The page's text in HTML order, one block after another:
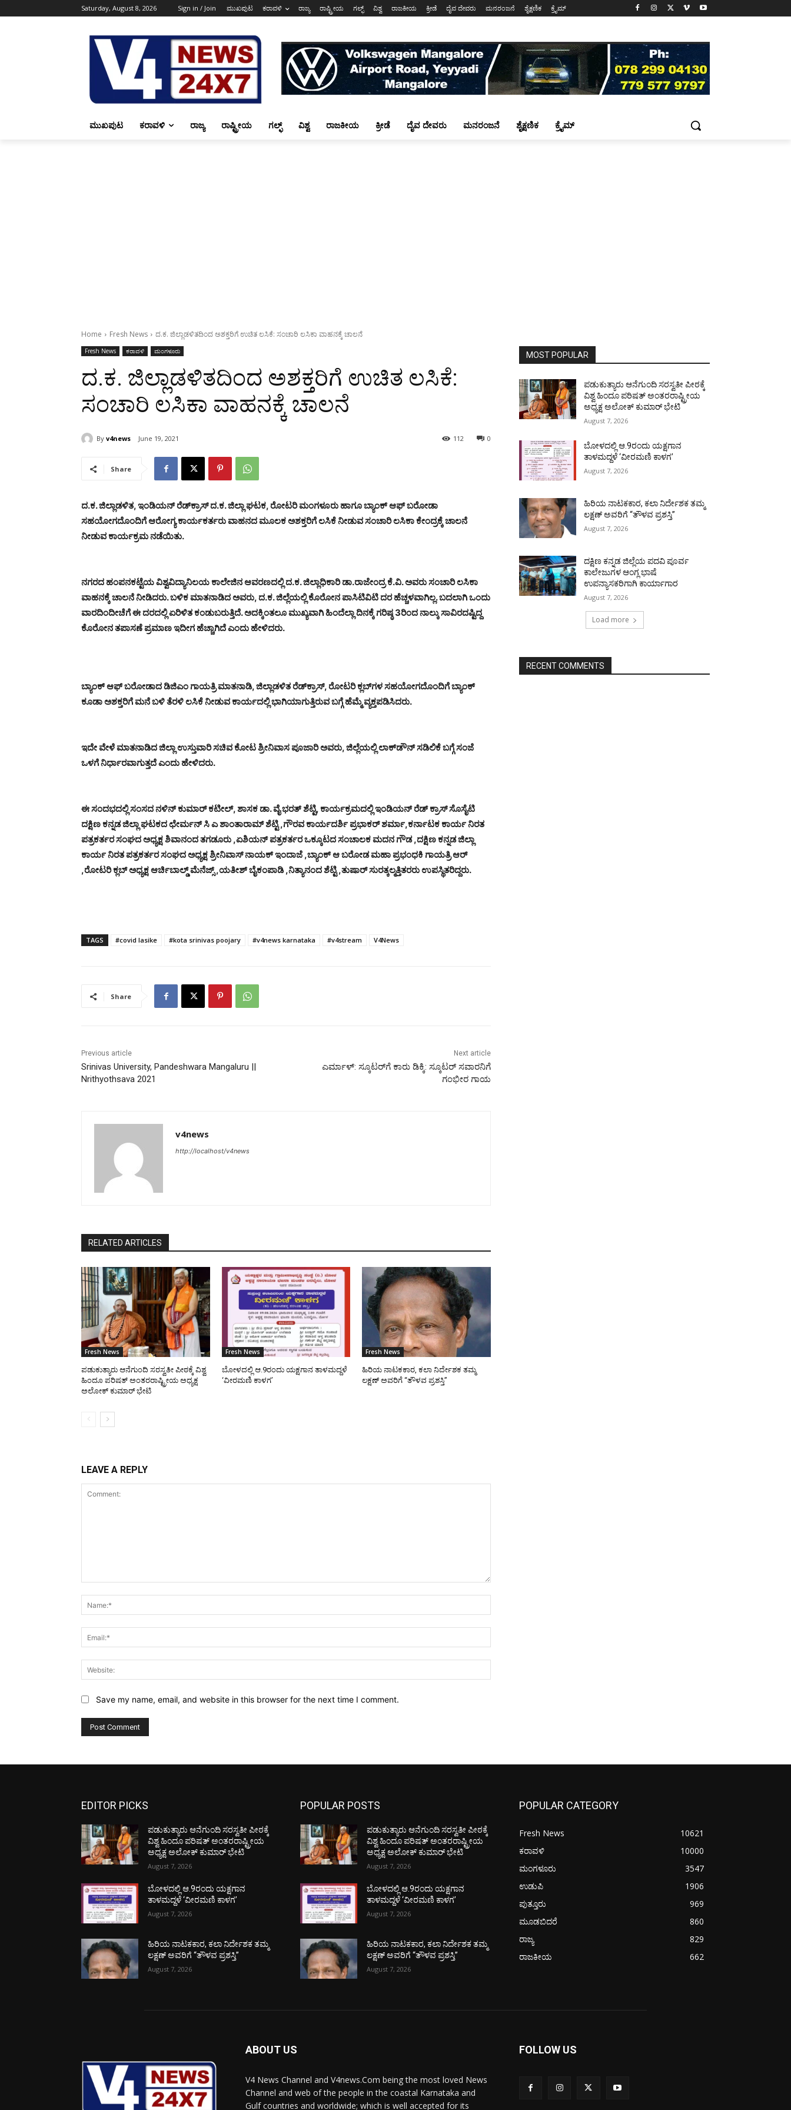
Saturday, August 8, 2026 Sign in / Join ಮುಖಪುಟ ಕರಾವಳಿ ರಾಜ್ಯ ರಾಷ್ಟ್ರೀಯ ಗಲ್ಫ್ ವಿಶ್ವ ರಾಜಕೀಯ ಕ್ರೀಡೆ ದೈವ ದೇವರು ಮನರಂಜನೆ ಶೈಕ್ಷಣಿಕ ಕ್ರೈಮ್
ಮುಖಪುಟ ಕರಾವಳಿ ರಾಜ್ಯ ರಾಷ್ಟ್ರೀಯ ಗಲ್ಫ್ ವಿಶ್ವ ರಾಜಕೀಯ ಕ್ರೀಡೆ ದೈವ ದೇವರು ಮನರಂಜನೆ ಶೈಕ್ಷಣಿಕ ಕ್ರೈಮ್
Home Fresh News ದ.ಕ. ಜಿಲ್ಲಾಡಳಿತದಿಂದ ಅಶಕ್ತರಿಗೆ ಉಚಿತ ಲಸಿಕೆ: ಸಂಚಾರಿ ಲಸಿಕಾ ವಾಹನಕ್ಕೆ ಚಾಲನೆ
Fresh News ಕರಾವಳಿ ಮಂಗಳೂರು
ದ.ಕ. ಜಿಲ್ಲಾಡಳಿತದಿಂದ ಅಶಕ್ತರಿಗೆ ಉಚಿತ ಲಸಿಕೆ:
ಸಂಚಾರಿ ಲಸಿಕಾ ವಾಹನಕ್ಕೆ ಚಾಲನೆ
By v4news June 19, 2021 0
112
Share
ದ.ಕ. ಜಿಲ್ಲಾಡಳಿತ, ಇಂಡಿಯನ್ ರೆಡ್‌ಕ್ರಾಸ್ ದ.ಕ. ಜಿಲ್ಲಾ ಘಟಕ, ರೋಟರಿ ಮಂಗಳೂರು ಹಾಗೂ ಬ್ಯಾಂಕ್ ಆಫ್ ಬರೋಡಾ
ಸಹಯೋಗದೊಂದಿಗೆ ಆರೋಗ್ಯ ಕಾರ್ಯಕರ್ತರು ವಾಹನದ ಮೂಲಕ ಅಶಕ್ತರಿಗೆ ಲಸಿಕೆ ನೀಡುವ ಸಂಚಾರಿ ಲಸಿಕಾ ಕೇಂದ್ರಕ್ಕೆ ಚಾಲನೆ
ನೀಡುವ ಕಾರ್ಯಕ್ರಮ ನಡೆಯಿತು.
ನಗರದ ಹಂಪನಕಟ್ಟೆಯ ವಿಶ್ವವಿದ್ಯಾನಿಲಯ ಕಾಲೇಜಿನ ಆವರಣದಲ್ಲಿ ದ.ಕ. ಜಿಲ್ಲಾಧಿಕಾರಿ ಡಾ.ರಾಜೇಂದ್ರ ಕೆ.ವಿ. ಅವರು ಸಂಚಾರಿ ಲಸಿಕಾ
ವಾಹನಕ್ಕೆ ಚಾಲನೆ ನೀಡಿದರು. ಬಳಿಕ ಮಾತನಾಡಿದ ಅವರು, ದ.ಕ. ಜಿಲ್ಲೆಯಲ್ಲಿ ಕೊರೋನ ಪಾಸಿಟಿವಿಟಿ ದರ ಹೆಚ್ಚಳವಾಗಿಲ್ಲ. ಬದಲಾಗಿ ಒಂದು
ವಾರದಿಂದೀಚೆಗೆ ಈ ದರದಲ್ಲಿ ಏರಿಳಿತ ಕಂಡುಬರುತ್ತಿದೆ. ಅದಕ್ಕಿಂತಲೂ ಮುಖ್ಯವಾಗಿ ಹಿಂದೆಲ್ಲಾ ದಿನಕ್ಕೆ ಗರಿಷ್ಠ 3ರಿಂದ ನಾಲ್ಕು ಸಾವಿರದಷ್ಟಿದ್ದ
ಕೊರೋನ ತಪಾಸಣೆ ಪ್ರಮಾಣ ಇದೀಗ ಹೆಚ್ಚಾಗಿದೆ ಎಂದು ಹೇಳಿದರು.
ಬ್ಯಾಂಕ್ ಆಫ್ ಬರೋಡಾದ ಡಿಜಿಎಂ ಗಾಯತ್ರಿ ಮಾತನಾಡಿ, ಜಿಲ್ಲಾಡಳಿತ ರೆಡ್‌ಕ್ರಾಸ್, ರೋಟರಿ ಕ್ಲಬ್‌ಗಳ ಸಹಯೋಗದೊಂದಿಗೆ ಬ್ಯಾಂಕ್
ಕೂಡಾ ಅಶಕ್ತರಿಗೆ ಮನೆ ಬಳಿ ತೆರಳಿ ಲಸಿಕೆ ನೀಡುವ ಕಾರ್ಯದಲ್ಲಿ ಭಾಗಿಯಾಗುತ್ತಿರುವ ಬಗ್ಗೆ ಹೆಮ್ಮೆ ವ್ಯಕ್ತಪಡಿಸಿದರು.
ಇದೇ ವೇಳೆ ಮಾತನಾಡಿದ ಜಿಲ್ಲಾ ಉಸ್ತುವಾರಿ ಸಚಿವ ಕೋಟ ಶ್ರೀನಿವಾಸ ಪೂಜಾರಿ ಅವರು, ಜಿಲ್ಲೆಯಲ್ಲಿ ಲಾಕ್‌ಡೌನ್ ಸಡಿಲಿಕೆ ಬಗ್ಗೆ ಸಂಜೆ
ಒಳಗೆ ನಿರ್ಧಾರವಾಗುತ್ತದೆ ಎಂದು ಹೇಳಿದರು.
ಈ ಸಂದಭದಲ್ಲಿ ಸಂಸದ ನಳಿನ್ ಕುಮಾರ್ ಕಟೀಲ್, ಶಾಸಕ ಡಾ. ವೈ ಭರತ್ ಶೆಟ್ಟಿ, ಕಾರ್ಯಕ್ರಮದಲ್ಲಿ ಇಂಡಿಯನ್ ರೆಡ್ ಕ್ರಾಸ್ ಸೊಸೈಟಿ
ದಕ್ಷಿಣ ಕನ್ನಡ ಜಿಲ್ಲಾ ಘಟಕದ ಛೇರ್ಮನ್ ಸಿ ಎ ಶಾಂತಾರಾಮ್ ಶೆಟ್ಟಿ ,ಗೌರವ ಕಾರ್ಯದರ್ಶಿ ಪ್ರಭಾಕರ್ ಶರ್ಮಾ,ಕರ್ನಾಟಕ ಕಾರ್ಯ ನಿರತ
ಪತ್ರಕರ್ತರ ಸಂಘದ ಅಧ್ಯಕ್ಷ ಶಿವಾನಂದ ತಗಡೂರು ,ಏಶಿಯನ್ ಪತ್ರಕರ್ತರ ಒಕ್ಕೂಟದ ಸಂಚಾಲಕ ಮದನ ಗೌಡ ,ದಕ್ಷಿಣ ಕನ್ನಡ ಜಿಲ್ಲಾ
ಕಾರ್ಯ ನಿರತ ಪತ್ರಕರ್ತರ ಸಂಘದ ಅಧ್ಯಕ್ಷ ಶ್ರೀನಿವಾಸ್ ನಾಯಕ್ ಇಂದಾಜೆ ,ಬ್ಯಾಂಕ್ ಆ ಬರೋಡ ಮಹಾ ಪ್ರಭಂಧಕಿ ಗಾಯತ್ರಿ ಆರ್
,ರೋಟರಿ ಕ್ಲಬ್ ಅಧ್ಯಕ್ಷ ಆರ್ಚಿಬಾಲ್ಡ್ ಮೆನೆಜ್ಸ್ ,ಯತೀಶ್ ಬೈಕಂಪಾಡಿ ,ನಿತ್ಯಾನಂದ ಶೆಟ್ಟಿ ,ತುಷಾರ್ ಸುರತ್ಕಲ್ಮತ್ತಿತರರು ಉಪಸ್ಥಿತರಿದ್ದರು.
TAGS #covid lasike #kota srinivas poojary #v4news karnataka #v4stream V4News
Share
Previous article
Srinivas University, Pandeshwara Mangaluru ||
Nrithyothsava 2021
Next article
ಎರ್ಮಾಳ್: ಸ್ಕೂಟರ್‌ಗೆ ಕಾರು ಡಿಕ್ಕಿ: ಸ್ಕೂಟರ್ ಸವಾರನಿಗೆ
ಗಂಭೀರ ಗಾಯ
v4news
http://localhost/v4news
RELATED ARTICLES
Fresh News
ಪಡುಕುತ್ಯಾರು ಆನೆಗುಂದಿ ಸರಸ್ವತೀ ಪೀಠಕ್ಕೆ ವಿಶ್ವ
ಹಿಂದೂ ಪರಿಷತ್ ಅಂತರರಾಷ್ಟ್ರೀಯ ಅಧ್ಯಕ್ಷ
ಅಲೋಕ್ ಕುಮಾರ್ ಭೇಟಿ
Fresh News
ಬೋಳದಲ್ಲಿ ಆ.9ರಂದು ಯಕ್ಷಗಾನ ತಾಳಮದ್ದಳೆ
‘ವೀರಮಣಿ ಕಾಳಗ’
Fresh News
ಹಿರಿಯ ನಾಟಕಕಾರ, ಕಲಾ ನಿರ್ದೇಶಕ ತಮ್ಮ
ಲಕ್ಷಣ್ ಅವರಿಗೆ “ತೌಳವ ಪ್ರಶಸ್ತಿ”
LEAVE A REPLY
Save my name, email, and website in this browser for the next time I comment.
MOST POPULAR
ಪಡುಕುತ್ಯಾರು ಆನೆಗುಂದಿ ಸರಸ್ವತೀ ಪೀಠಕ್ಕೆ
ವಿಶ್ವ ಹಿಂದೂ ಪರಿಷತ್ ಅಂತರರಾಷ್ಟ್ರೀಯ
ಅಧ್ಯಕ್ಷ ಅಲೋಕ್ ಕುಮಾರ್ ಭೇಟಿ
August 7, 2026
ಬೋಳದಲ್ಲಿ ಆ.9ರಂದು ಯಕ್ಷಗಾನ
ತಾಳಮದ್ದಳೆ ‘ವೀರಮಣಿ ಕಾಳಗ’
August 7, 2026
ಹಿರಿಯ ನಾಟಕಕಾರ, ಕಲಾ ನಿರ್ದೇಶಕ ತಮ್ಮ
ಲಕ್ಷಣ್ ಅವರಿಗೆ “ತೌಳವ ಪ್ರಶಸ್ತಿ”
August 7, 2026
ದಕ್ಷಿಣ ಕನ್ನಡ ಜಿಲ್ಲೆಯ ಪದವಿ ಪೂರ್ವ
ಕಾಲೇಜುಗಳ ಆಂಗ್ಲ ಭಾಷೆ
ಉಪನ್ಯಾಸಕರಿಗಾಗಿ ಕಾರ್ಯಾಗಾರ
August 7, 2026
Load more
RECENT COMMENTS
EDITOR PICKS
ಪಡುಕುತ್ಯಾರು ಆನೆಗುಂದಿ ಸರಸ್ವತೀ ಪೀಠಕ್ಕೆ
ವಿಶ್ವ ಹಿಂದೂ ಪರಿಷತ್ ಅಂತರರಾಷ್ಟ್ರೀಯ
ಅಧ್ಯಕ್ಷ ಅಲೋಕ್ ಕುಮಾರ್ ಭೇಟಿ
August 7, 2026
ಬೋಳದಲ್ಲಿ ಆ.9ರಂದು ಯಕ್ಷಗಾನ
ತಾಳಮದ್ದಳೆ ‘ವೀರಮಣಿ ಕಾಳಗ’
August 7, 2026
ಹಿರಿಯ ನಾಟಕಕಾರ, ಕಲಾ ನಿರ್ದೇಶಕ ತಮ್ಮ
ಲಕ್ಷಣ್ ಅವರಿಗೆ “ತೌಳವ ಪ್ರಶಸ್ತಿ”
August 7, 2026
POPULAR POSTS
ಪಡುಕುತ್ಯಾರು ಆನೆಗುಂದಿ ಸರಸ್ವತೀ ಪೀಠಕ್ಕೆ
ವಿಶ್ವ ಹಿಂದೂ ಪರಿಷತ್ ಅಂತರರಾಷ್ಟ್ರೀಯ
ಅಧ್ಯಕ್ಷ ಅಲೋಕ್ ಕುಮಾರ್ ಭೇಟಿ
August 7, 2026
ಬೋಳದಲ್ಲಿ ಆ.9ರಂದು ಯಕ್ಷಗಾನ
ತಾಳಮದ್ದಳೆ ‘ವೀರಮಣಿ ಕಾಳಗ’
August 7, 2026
ಹಿರಿಯ ನಾಟಕಕಾರ, ಕಲಾ ನಿರ್ದೇಶಕ ತಮ್ಮ
ಲಕ್ಷಣ್ ಅವರಿಗೆ “ತೌಳವ ಪ್ರಶಸ್ತಿ”
August 7, 2026
POPULAR CATEGORY
Fresh News
10621
ಕರಾವಳಿ
10000
ಮಂಗಳೂರು
3547
ಉಡುಪಿ
1906
ಪುತ್ತೂರು
969
ಮೂಡಬಿದರೆ
860
ರಾಜ್ಯ
829
ರಾಜಕೀಯ
662
ABOUT US
V4 News Channel and V4news.Com being the most loved News
Channel and web of the people in the coastal Karnataka and
Gulf countries and worldwide; which is well accepted for its
FOLLOW US